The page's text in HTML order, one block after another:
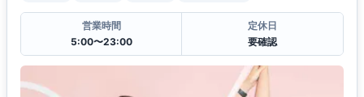
営業時間
5:00〜23:00
定休日
要確認